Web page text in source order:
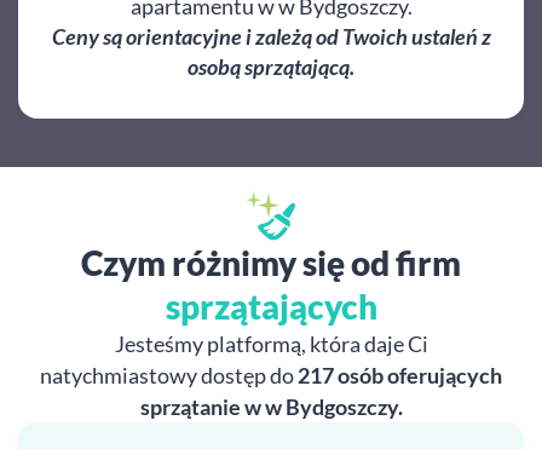
apartamentu w w Bydgoszczy.
Ceny są orientacyjne i zależą od Twoich ustaleń z
osobą sprzątającą.
Czym różnimy się od firm
sprzątających
Jesteśmy platformą, która daje Ci
natychmiastowy dostęp do217 osób oferujących
sprzątanie w w Bydgoszczy.